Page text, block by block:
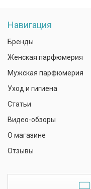
Навигация
Бренды
Женская парфюмерия
Мужская парфюмерия
Уход и гигиена
Статьи
Видео-обзоры
О магазине
Отзывы